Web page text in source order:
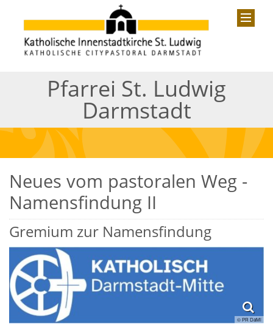
Pfarrei St. Ludwig
Darmstadt
Neues vom pastoralen Weg -
Namensfindung II
Gremium zur Namensfindung
© PR DaMi